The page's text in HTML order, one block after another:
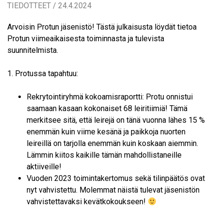
TIEDOTTEET / 24.4.2024
Arvoisin Protun jäsenistö! Tästä julkaisusta löydät tietoa
Protun viimeaikaisesta toiminnasta ja tulevista
suunnitelmista.
1. Protussa tapahtuu:
Rekrytointiryhmä kokoamisraportti: Protu onnistui
saamaan kasaan kokonaiset 68 leiritiimiä! Tämä
merkitsee sitä, että leirejä on tänä vuonna lähes 15 %
enemmän kuin viime kesänä ja paikkoja nuorten
leireillä on tarjolla enemmän kuin koskaan aiemmin.
Lämmin kiitos kaikille tämän mahdollistaneille
aktiiveille!
Vuoden 2023 toimintakertomus sekä tilinpäätös ovat
nyt vahvistettu. Molemmat näistä tulevat jäsenistön
vahvistettavaksi kevätkokoukseen!